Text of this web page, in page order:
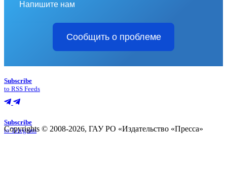
Напишите нам
Сообщить о проблеме
Subscribe
to RSS Feeds
Subscribe
to Telegram
Copyrights © 2008-2026, ГАУ РО «Издательство «Пресса»